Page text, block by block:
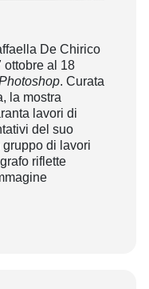
De Chirico
ottobre al 18
. Curata
la mostra
lavori di
del suo
gruppo di lavori
riflette